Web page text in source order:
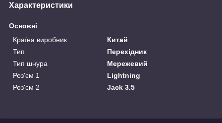
Характеристики
Основні
Країна виробник
Китай
Тип
Перехідник
Тип шнура
Мережевий
Роз'єм 1
Lightning
Роз'єм 2
Jack 3.5